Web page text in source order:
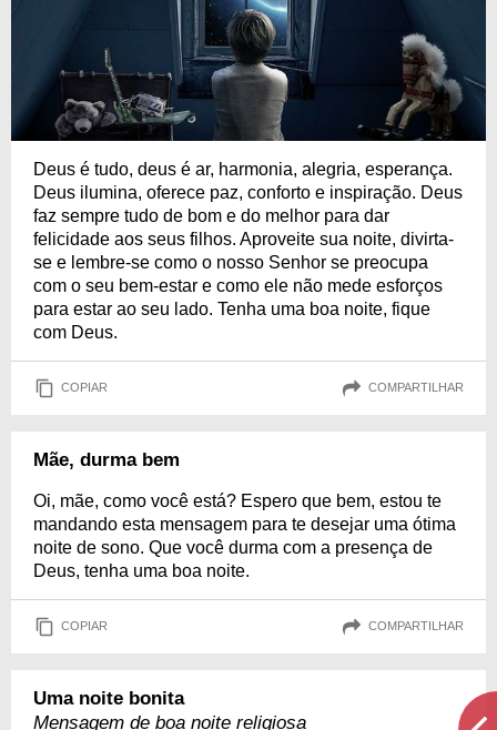
Deus é tudo, deus é ar, harmonia, alegria, esperança.
Deus ilumina, oferece paz, conforto e inspiração. Deus
faz sempre tudo de bom e do melhor para dar
felicidade aos seus filhos. Aproveite sua noite, divirta-
se e lembre-se como o nosso Senhor se preocupa
com o seu bem-estar e como ele não mede esforços
para estar ao seu lado. Tenha uma boa noite, fique
com Deus.
COPIAR COMPARTILHAR
Mãe, durma bem
Oi, mãe, como você está? Espero que bem, estou te
mandando esta mensagem para te desejar uma ótima
noite de sono. Que você durma com a presença de
Deus, tenha uma boa noite.
COPIAR COMPARTILHAR
Uma noite bonita
Mensagem de boa noite religiosa